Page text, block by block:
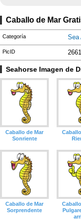
Caballo de Mar
Categoría Sea
PicID
Seahorse Imagen de
Caballo de Mar
Sonriente
Caballo de Mar
Sorprendente